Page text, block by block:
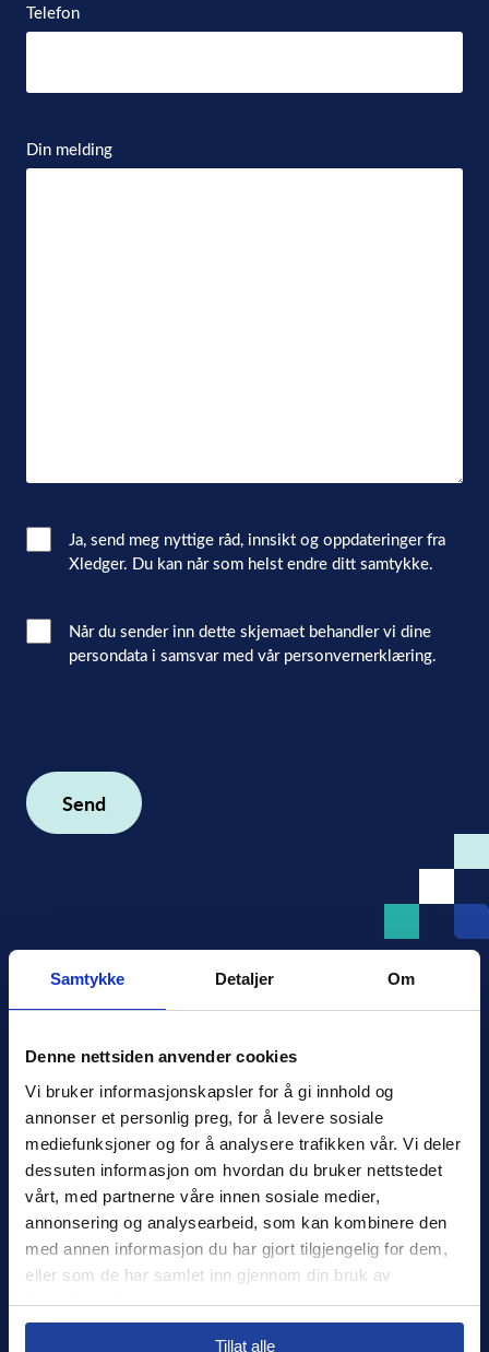
Samtykke Detaljer Om
Denne nettsiden anvender cookies
Vi bruker informasjonskapsler for å gi innhold og
annonser et personlig preg, for å levere sosiale
mediefunksjoner og for å analysere trafikken vår. Vi deler
dessuten informasjon om hvordan du bruker nettstedet
vårt, med partnerne våre innen sosiale medier,
annonsering og analysearbeid, som kan kombinere den
med annen informasjon du har gjort tilgjengelig for dem,
eller som de har samlet inn gjennom din bruk av
tjenestene deres.
Tillat alle
Select your country to see content relevant to
Telefon
Din melding
Email
Consent
Ja, send meg nyttige råd, innsikt og oppdateringer fra
Xledger. Du kan når som helst endre ditt samtykke.
Interacted
Når du sender inn dette skjemaet behandler vi dine
persondata i samsvar med vår personvernerklæring.
Xledger Norge
Østensjøveien 32,0667,Oslo
Norge
salg@xledger.no
40002211
Logg inn
Support